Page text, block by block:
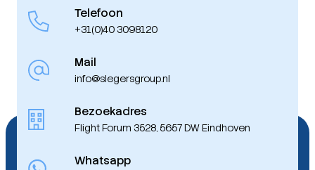
Telefoon
+31(0)40 3098120
Mail
info@slegersgroup.nl
Bezoekadres
Flight Forum 3528, 5657 DW Eindhoven
Whatsapp